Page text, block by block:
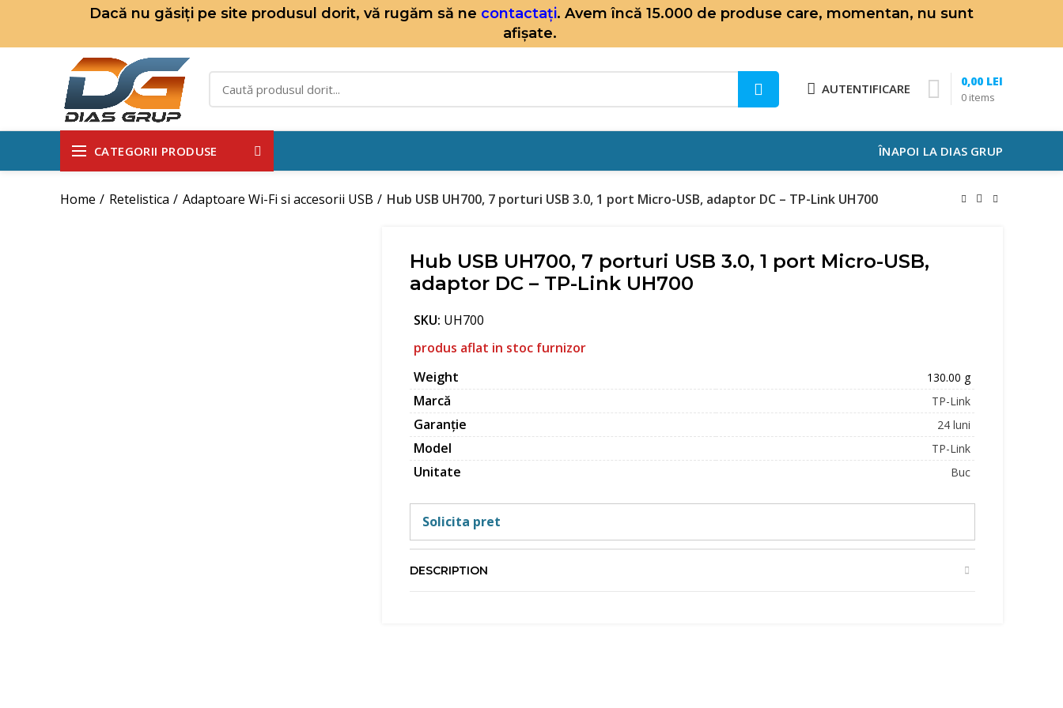
Dacă nu găsiți pe site produsul dorit, vă rugăm să ne contactați. Avem încă 15.000 de produse care, momentan, nu sunt
afișate.
AUTENTIFICARE
0 items
0,00 LEI
CATEGORII PRODUSE ÎNAPOI LA DIAS GRUP
Home Retelistica Adaptoare Wi-Fi si accesorii USB Hub USB UH700, 7 porturi USB 3.0, 1 port Micro-USB, adaptor DC – TP-Link UH700
Hub USB UH700, 7 porturi USB 3.0, 1 port Micro-USB,
adaptor DC – TP-Link UH700
SKU: UH700
produs aflat in stoc furnizor
Weight
130.00 g
Marcă TP-Link
Garanție 24 luni
Model TP-Link
Unitate Buc
Solicita pret
DESCRIPTION